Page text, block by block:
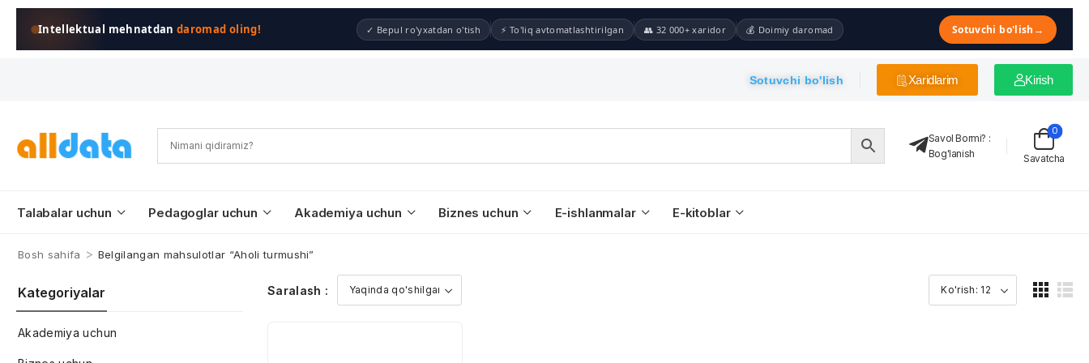
Intellektual mehnatdandaromad oling! ✓ Bepul ro'yxatdan o'tish ⚡ To'liq avtomatlashtirilgan 👥 32 000+ xaridor 💰 Doimiy daromad Sotuvchi bo'lish →
Sotuvchi bo'lish Xaridlarim Kirish
Savol Bormi? :
Bog'lanish
Savatcha
0
Talabalar uchun Pedagoglar uchun Akademiya uchun Biznes uchun E-ishlanmalar E-kitoblar
Bosh sahifa > Belgilangan mahsulotlar “Aholi turmushi”
Kategoriyalar
Akademiya uchun
Saralash :